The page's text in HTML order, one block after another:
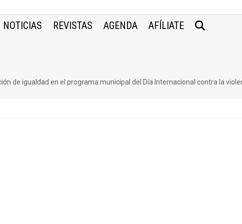
NOTICIAS REVISTAS AGENDA AFÍLIATE
de igualdad en el programa municipal del Día Internacional contra la